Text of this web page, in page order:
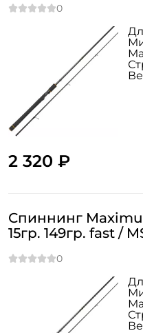
2 320 ₽
Спиннинг
15гр. 149гр. fast /